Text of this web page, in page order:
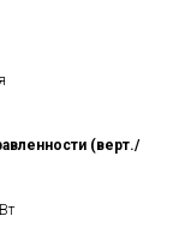
(верт./